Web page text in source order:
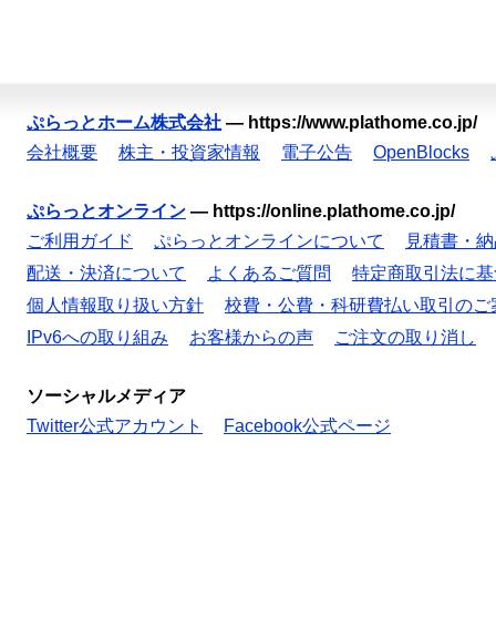
ぷらっとホーム株式会社 — https://www.plathome.co.jp/
会社概要
株主・投資家情報 電子公告 OpenBlocks
ぷらっとオンライン — https://online.plathome.co.jp/
ご利用ガイド
ぷらっとオンラインについて
見積書・
配送・決済について
よくあるご質問
特定商取引法に
個人情報取り扱い方針
校費・公費・科研費払い取引のご
IPv6への取り組み
お客様からの声 ご注文の取り消し
ソーシャルメディア
Twitter公式アカウント
Facebook公式ページ